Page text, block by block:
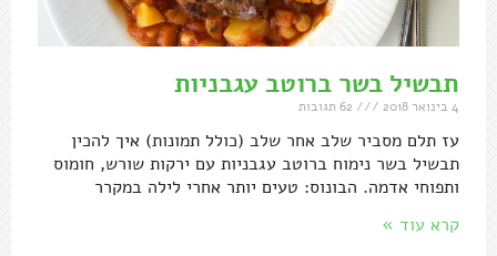
תבשיל בשר ברוטב עגבניות
4 בינואר 2018
עז תלם מסביר שלב אחר שלב (כולל תמונות) איך להכין
תבשיל בשר נימוח ברוטב עגבניות עם ירקות שורש, חומוס
ותפוחי אדמה. הבונוס: טעים יותר אחרי לילה במקרר
קרא עוד »